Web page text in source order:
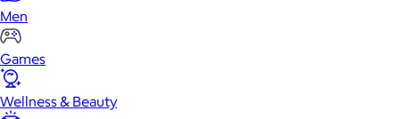
Men
Games
Wellness & Beauty